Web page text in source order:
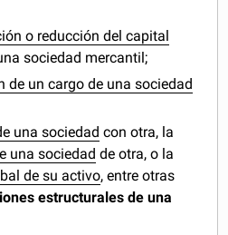
o reducción del capital
sociedad mercantil;
de un cargo de una sociedad
una sociedad con otra, la
una sociedad de otra, o la
de su activo, entre otras
estructurales de una